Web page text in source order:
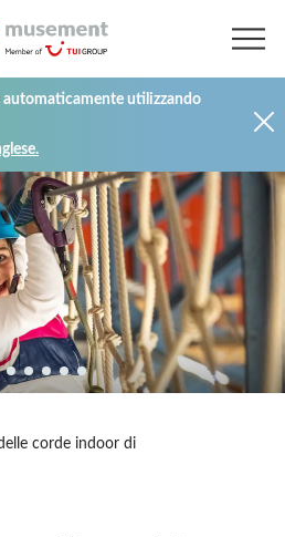
utilizzando
corde indoor di